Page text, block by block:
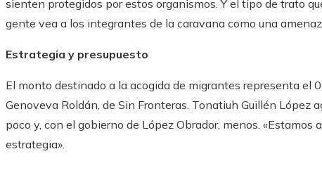
sienten protegidos por estos organismos. Y el tipo de trato
gente vea a los integrantes de la caravana como una
Estrategia y presupuesto
El monto destinado a la acogida de migrantes representa el
Genoveva Roldán, de Sin Fronteras. Tonatiuh Guillén López
poco y, con el gobierno de López Obrador, menos. «Estamos
estrategia».